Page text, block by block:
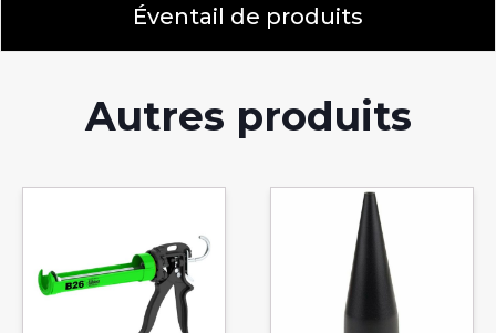
Éventail de produits
Autres produits